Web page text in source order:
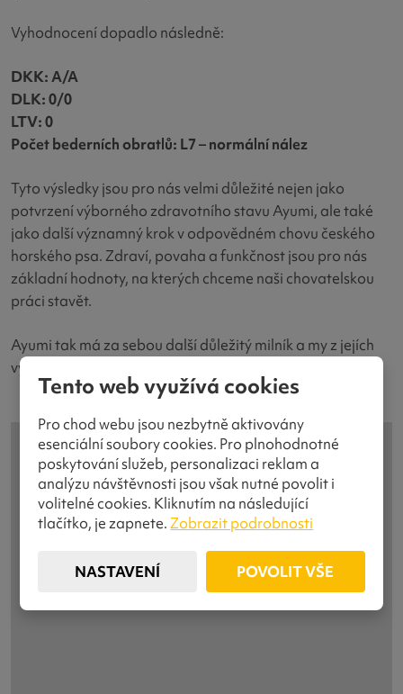
Vyhodnocení dopadlo následně:
DKK: A/A
DLK: 0/0
LTV: 0
Počet bederních obratlů: L7 – normální nález
Tyto výsledky jsou pro nás velmi důležité nejen jako
potvrzení výborného zdravotního stavu Ayumi, ale také
jako další významný krok v odpovědném chovu českého
horského psa. Zdraví, povaha a funkčnost jsou pro nás
základní hodnoty, na kterých chceme naši chovatelskou
práci stavět.
Ayumi tak má za sebou další důležitý milník a my z jejích
výsledků máme opravdu velkou radost.
Tento web využívá cookies
Pro chod webu jsou nezbytně aktivovány
esenciální soubory cookies. Pro plnohodnotné
poskytování služeb, personalizaci reklam a
analýzu návštěvnosti jsou však nutné povolit i
volitelné cookies. Kliknutím na následující
tlačítko, je zapnete.Zobrazit podrobnosti
NASTAVENÍ POVOLIT VŠE